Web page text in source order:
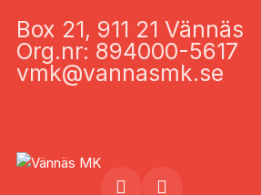
Box 21, 911 21 Vännäs
Org.nr: 894000-5617
vmk@vannasmk.se